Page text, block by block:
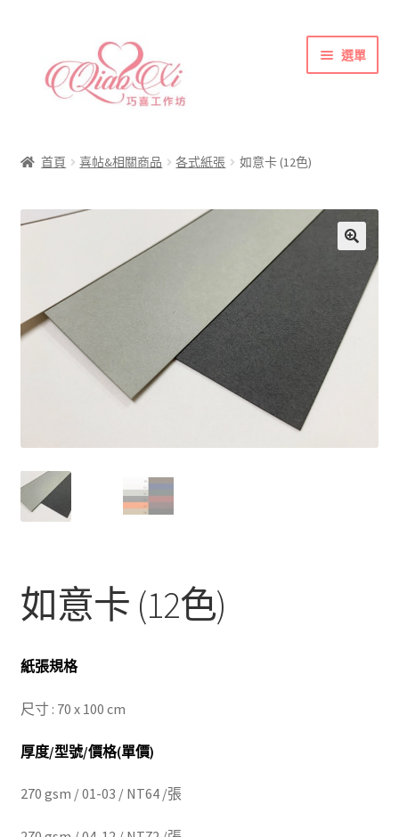
容
選單
喜帖&相關商品
彩色(相片)印刷注意事項
索取喜帖樣本須知
訂購須知
聯絡方式
首頁 喜帖&相關商品 各式紙張 如意卡 (12色)
如意卡 (12色)
紙張規格
尺寸 : 70 x 100 cm
厚度/型號/價格(單價)
270 gsm / 01-03 / NT64 /張